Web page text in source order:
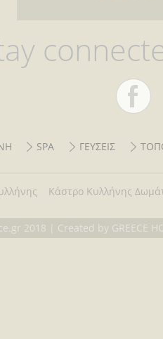
SPA ΓΕΥΣΕΙΣ
Κάστρο Κυλλήνης
2018 | Created by GREECE